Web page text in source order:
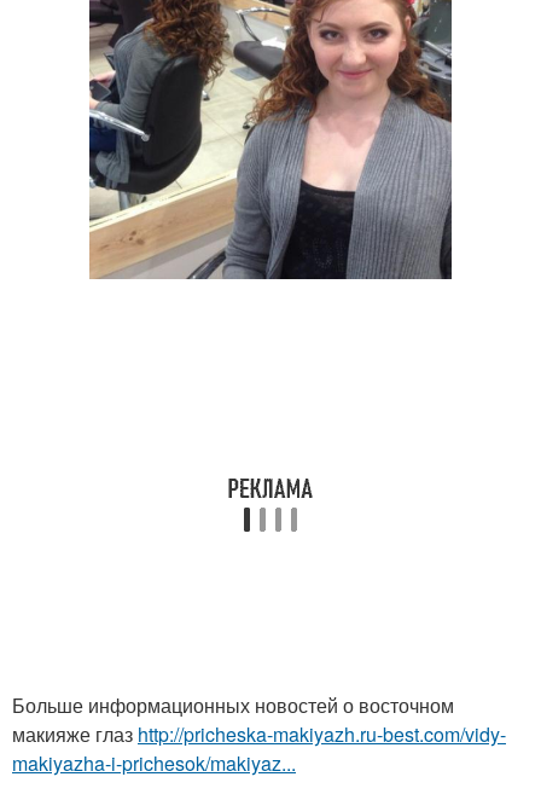
Больше информационных новостей о восточном
макияже глаз http://pricheska-makiyazh.ru-best.com/vidy-
makiyazha-i-prichesok/makiyaz...